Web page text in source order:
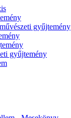
gyűjtemény
gyűjtemény